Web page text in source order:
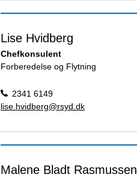
Lise Hvidberg
Chefkonsulent
Forberedelse og Flytning
2341 6149
lise.hvidberg@rsyd.dk
Malene Bladt Rasmussen